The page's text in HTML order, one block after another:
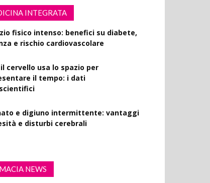
INTEGRATA
fisico intenso: benefici su diabete,
e rischio cardiovascolare
il cervello usa lo spazio per
il tempo: i dati
e digiuno intermittente: vantaggi
e disturbi cerebrali
NEWS